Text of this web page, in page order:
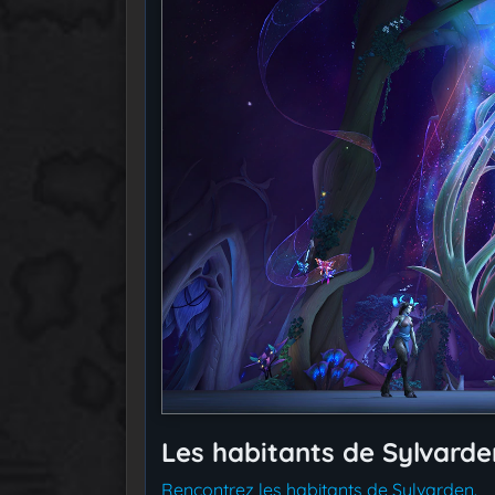
Les habitants de
Rencontrez les habitants de Sylvarden.